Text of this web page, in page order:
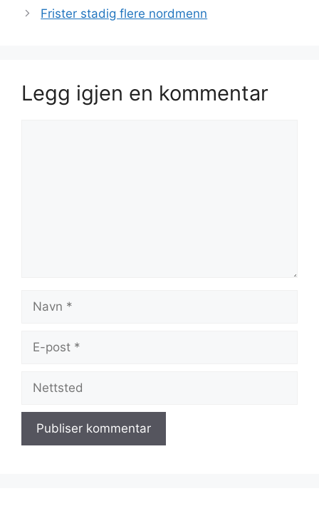
Frister stadig flere nordmenn
Legg igjen en kommentar
post